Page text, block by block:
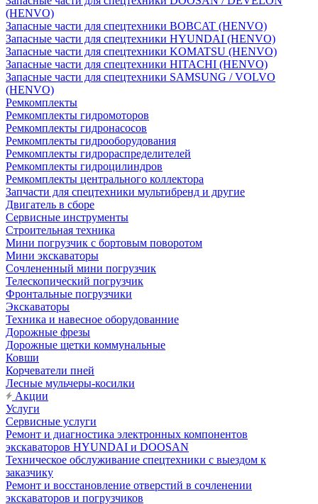
(HENVO)
Запасные части для спецтехники BOBCAT (HENVO)
Запасные части для спецтехники HYUNDAI (HENVO)
Запасные части для спецтехники KOMATSU (HENVO)
Запасные части для спецтехники HITACHI (HENVO)
Запасные части для спецтехники SAMSUNG / VOLVO
(HENVO)
Ремкомплекты
Ремкомплекты гидромоторов
Ремкомплекты гидронасосов
Ремкомплекты гидрооборудования
Ремкомплекты гидрораспределителей
Ремкомплекты гидроцилиндров
Ремкомплекты центрального коллектора
Запчасти для спецтехники мультибренд и другие
Двигатель в сборе
Сервисные инструменты
Строительная техника
Мини погрузчик с бортовым поворотом
Мини экскаваторы
Сочлененный мини погрузчик
Телескопический погрузчик
Фронтальные погрузчики
Экскаваторы
Техника и навесное оборудованние
Дорожные фрезы
Дорожные щетки коммунальные
Ковши
Корчеватели пней
Лесные мульчеры-косилки
Акции
Услуги
Сервисные услуги
Ремонт и диагностика электронных компонентов
экскаваторов HYUNDAI и DOOSAN
Техническое обслуживание спецтехники с выездом к
заказчику
Ремонт и восстановление отверстий в сочленении
экскаваторов и погрузчиков